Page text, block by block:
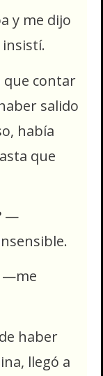
y me dijo
que contar
salido
había
que
—
—me
haber
llegó a